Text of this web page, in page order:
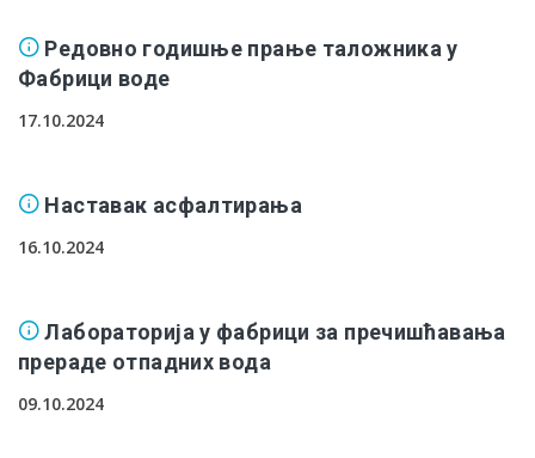
Редовно годишње прање таложника у
Фабрици воде
17.10.2024
Наставак асфалтирања
16.10.2024
Лабораторија у фабрици за пречишћавања
прераде отпадних вода
09.10.2024